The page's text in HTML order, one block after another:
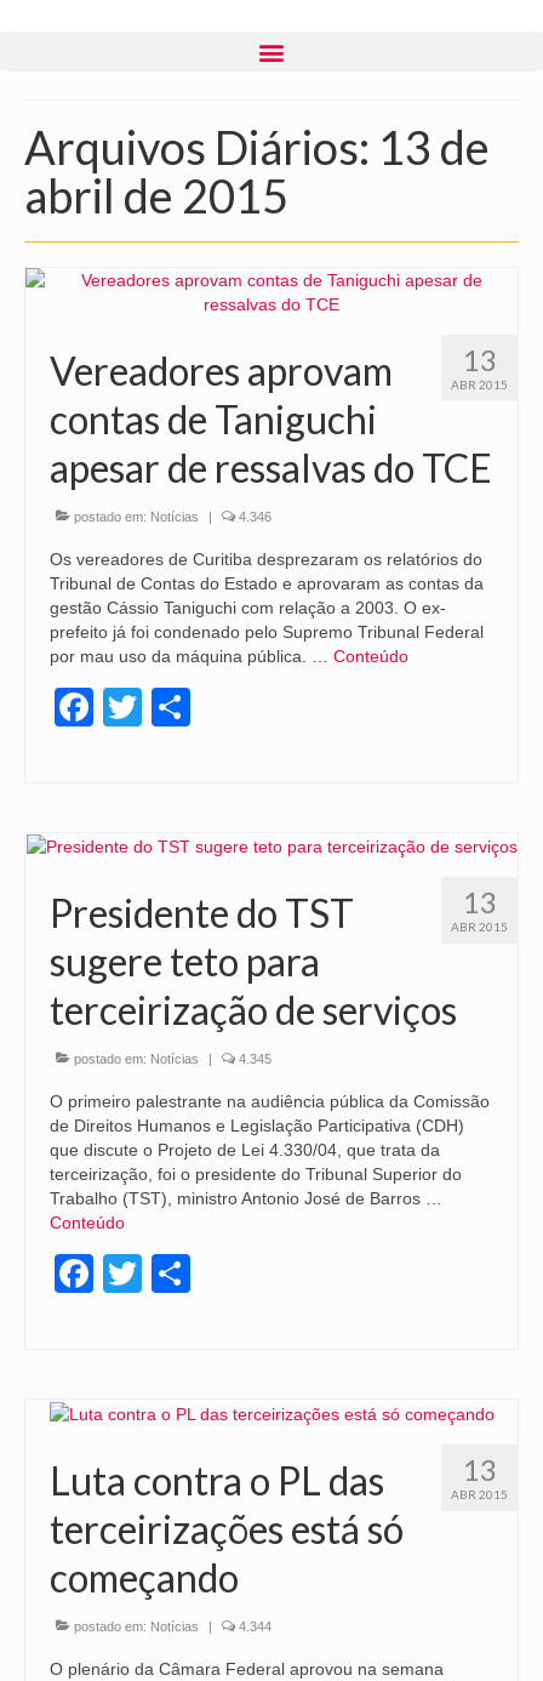
Arquivos Diários: 13 de
abril de 2015
13
ABR 2015
Vereadores aprovam
contas de Taniguchi
apesar de ressalvas do TCE
postado em: Notícias | 4.346
Os vereadores de Curitiba desprezaram os relatórios do
Tribunal de Contas do Estado e aprovaram as contas da
gestão Cássio Taniguchi com relação a 2003. O ex-
prefeito já foi condenado pelo Supremo Tribunal Federal
por mau uso da máquina pública. … Conteúdo
Facebook
Twitter
13
ABR 2015
Presidente do TST
sugere teto para
terceirização de serviços
postado em: Notícias 4.345
O primeiro palestrante na audiência pública da Comissão
de Direitos Humanos e Legislação Participativa (CDH)
que discute o Projeto de Lei 4.330/04, que trata da
terceirização, foi o presidente do Tribunal Superior do
Trabalho (TST), ministro Antonio José de Barros …
Conteúdo
Facebook
Twitter
13
ABR 2015
Luta contra o PL das
terceirizações está só
começando
postado em: Notícias | 4.344
O plenário da Câmara Federal aprovou na semana